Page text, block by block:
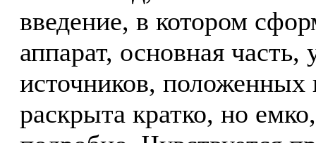
введение, в котором
аппарат, основная часть,
источников,
раскрыта кратко, но